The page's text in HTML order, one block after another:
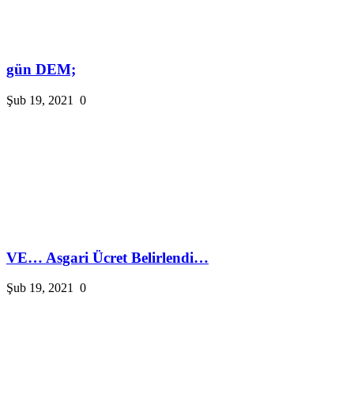
gün DEM;
Şub 19, 2021 0
VE… Asgari Ücret Belirlendi…
Şub 19, 2021 0